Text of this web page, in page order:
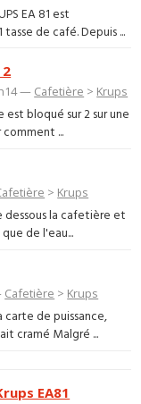
EA 81 est
de café. Depuis ...
2
— Cafetière > Krups
bloqué sur 2 sur une
...
> Krups
dessous la cafetière et
de l'eau...
Cafetière > Krups
carte de puissance,
cramé Malgré ...
EA81